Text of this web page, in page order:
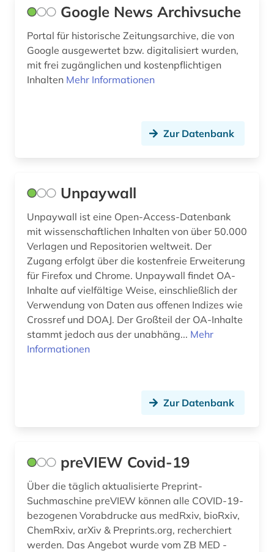
Google News Archivsuche
Portal für historische Zeitungsarchive, die von
Google ausgewertet bzw. digitalisiert wurden,
mit frei zugänglichen und kostenpflichtigen
Inhalten Mehr Informationen
Zur Datenbank
Unpaywall
Unpaywall ist eine Open-Access-Datenbank
mit wissenschaftlichen Inhalten von über 50.000
Verlagen und Repositorien weltweit. Der
Zugang erfolgt über die kostenfreie Erweiterung
für Firefox und Chrome. Unpaywall findet OA-
Inhalte auf vielfältige Weise, einschließlich der
Verwendung von Daten aus offenen Indizes wie
Crossref und DOAJ. Der Großteil der OA-Inhalte
stammt jedoch aus der unabhäng... Mehr
Informationen
Zur Datenbank
preVIEW Covid-19
Über die täglich aktualisierte Preprint-
Suchmaschine preVIEW können alle COVID-19-
bezogenen Vorabdrucke aus medRxiv, bioRxiv,
ChemRxiv, arXiv & Preprints.org, recherchiert
werden. Das Angebot wurde vom ZB MED -